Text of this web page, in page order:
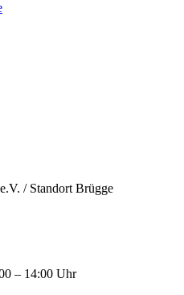
/ Standort Brügge
– 14:00 Uhr